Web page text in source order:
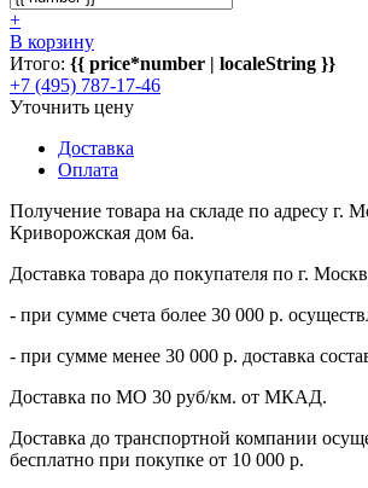
+
В корзину
Итого: {{ price*number | localeString }}
+7 (495) 787-17-46
Уточнить цену
Доставка
Оплата
Получение товара на складе по адресу г.
Криворожская дом 6а.
Доставка товара до покупателя по г.
- при сумме счета более 30 000 р.
- при сумме менее 30 000 р. доставка
Доставка по МО 30 руб/км. от МКАД.
Доставка до транспортной компании
бесплатно при покупке от 10 000 р.